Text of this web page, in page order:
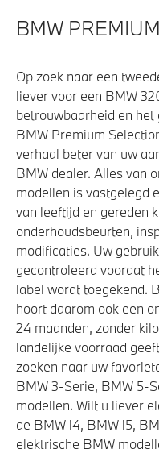
BMW
Op zoek naar een
liever voor een BMW
betrouwbaarheid en het
BMW Premium
verhaal beter van uw
BMW dealer. Alles van
modellen is vastgelegd
van leeftijd en gereden
onderhoudsbeurten,
modificaties. Uw
gecontroleerd voordat
label wordt toegekend.
hoort daarom ook een
24 maanden, zonder
landelijke voorraad
zoeken naar uw
BMW 3-Serie, BMW 5-
modellen. Wilt u liever
de BMW i4, BMW i5,
elektrische BMW